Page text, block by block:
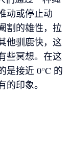
动或停止动
割的雄性，拉
他驯鹿快，这
些冥想。在这
是接近 0°C 的
印象。